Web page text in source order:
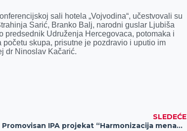
sali hotela „Vojvodina“, učestvovali su
Sarić, Branko Balj, narodni guslar Ljubiša
Udruženja Hercegovaca, potomaka i
skupa, prisutne je pozdravio i uputio im
dr Ninoslav Kačarić.
SLEDEĆE
Promovisan IPA projekat “Harmonizacija menadžmenta kardiovaskularnih bolesti od prevencije do transplantacije srca u prekograničnom regionu”